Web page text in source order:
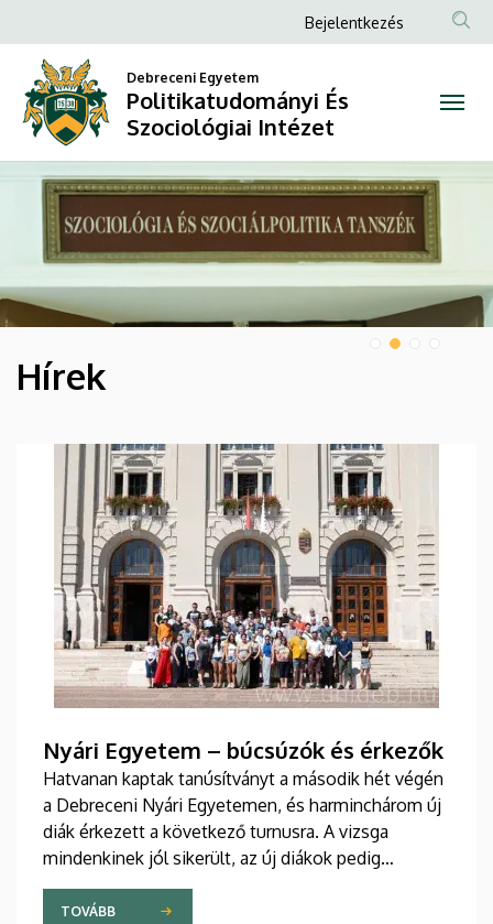
És
Szociológiai
Intézet
Anonim
fiók
menüje
Bejelentkezés
Debreceni Egyetem
Politikatudományi És
Szociológiai Intézet
DIAVETÍTÉS
HÍREK
Hírek
Nyári Egyetem – búcsúzók és érkezők
Hatvanan kaptak tanúsítványt a második hét végén
a Debreceni Nyári Egyetemen, és harminchárom új
diák érkezett a következő turnusra. A vizsga
mindenkinek jól sikerült, az új diákok pedig
sikeresen beilleszkedtek a csoportokba, ahol
továbbra is szorgalmasan tanulják a magyar
TOVÁBB